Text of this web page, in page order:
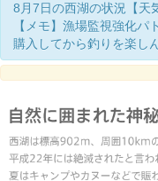
8月7日の西湖の状況【
【メモ】漁場監視強化
購入してから釣りを楽し